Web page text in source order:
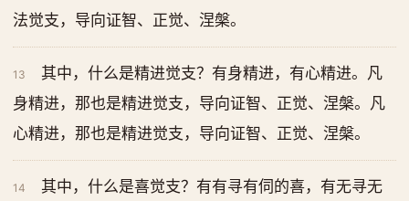
法觉支，导向证智、正觉、涅槃。
13
其中，什么是精进觉支？有身精进，有心精进。凡
身精进，那也是精进觉支，导向证智、正觉、涅槃。凡
心精进，那也是精进觉支，导向证智、正觉、涅槃。
14
其中，什么是喜觉支？有有寻有伺的喜，有无寻无